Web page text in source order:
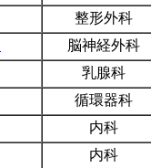
整形外科
脳神経外科
乳腺科
循環器科
内科
内科